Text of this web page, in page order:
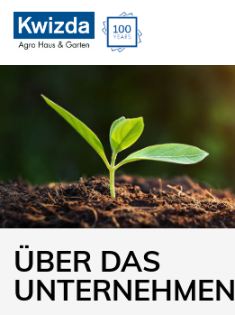
ÜBER DAS
UNTERNEHMEN